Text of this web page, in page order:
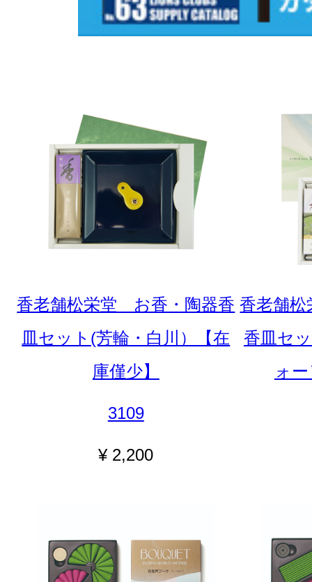
香老舗松栄堂 お香・陶器香
皿セット(芳輪・白川）【在
庫僅少】
3109
¥ 2,200
香老舗
香皿セ
ォ